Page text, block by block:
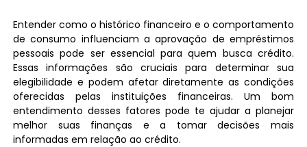
Entender como o histórico financeiro e o comportamento
de consumo influenciam a aprovação de empréstimos
pessoais pode ser essencial para quem busca crédito.
Essas informações são cruciais para determinar sua
elegibilidade e podem afetar diretamente as condições
oferecidas pelas instituições financeiras. Um bom
entendimento desses fatores pode te ajudar a planejar
melhor suas finanças e a tomar decisões mais
informadas em relação ao crédito.